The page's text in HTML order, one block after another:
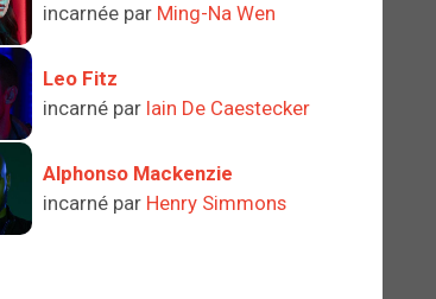
incarnée par Ming-Na Wen
Leo Fitz
incarné par Iain De Caestecker
Alphonso Mackenzie
incarné par Henry Simmons